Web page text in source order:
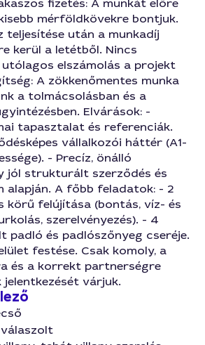
fizetés: A munkát előre
mérföldkövekre bontjuk.
teljesítése után a munkadíj
kerül a letétből. Nincs
elszámolás a projekt
A zökkenőmentes munka
a tolmácsolásban és a
Elvárások: -
tapasztalat és referenciák.
vállalkozói háttér (A1-
- Precíz, önálló
jól strukturált szerződés és
alapján. A főbb feladatok: - 2
körű felújítása (bontás, víz- és
szerelvényezés). - 4
padló és padlószőnyeg cseréje.
festése. Csak komoly, a
és a korrekt partnerségre
várjuk.